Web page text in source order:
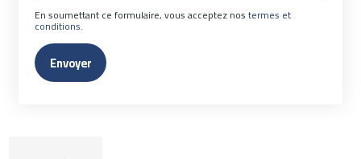
En soumettant ce formulaire, vous acceptez nostermes et
conditions.
Envoyer